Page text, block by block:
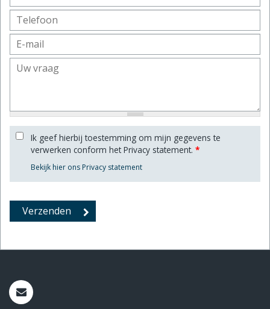
Ik geef hierbij toestemming om mijn gegevens te
verwerken conform het Privacy statement. *
Bekijk hier ons Privacy statement